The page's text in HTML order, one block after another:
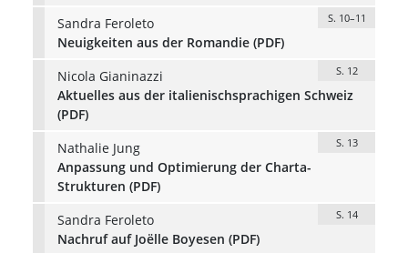
Sandra Feroleto
S. 10–11
Neuigkeiten aus der Romandie (PDF)
Nicola Gianinazzi
S. 12
Aktuelles aus der italienischsprachigen Schweiz
(PDF)
Nathalie Jung
S. 13
Anpassung und Optimierung der Charta-
Strukturen (PDF)
Sandra Feroleto
S. 14
Nachruf auf Joëlle Boyesen (PDF)